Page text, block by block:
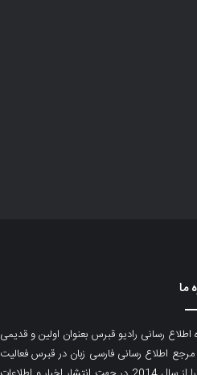
ما
اطلاع رسانی رادیو قبرس بعنوان اولین و قدیمی
اطلاع رسانی فارسی زبان در قبرس فعالیت